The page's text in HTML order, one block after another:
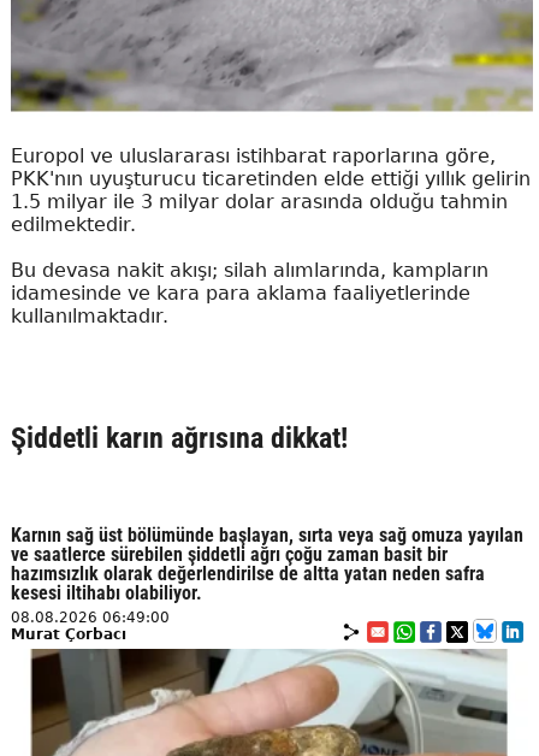
Europol ve uluslararası istihbarat raporlarına göre,
PKK'nın uyuşturucu ticaretinden elde ettiği yıllık gelirin
1.5 milyar ile 3 milyar dolar arasında olduğu tahmin
edilmektedir.
Bu devasa nakit akışı; silah alımlarında, kampların
idamesinde ve kara para aklama faaliyetlerinde
kullanılmaktadır.
Şiddetli karın ağrısına dikkat!
Karnın sağ üst bölümünde başlayan, sırta veya sağ omuza yayılan
ve saatlerce sürebilen şiddetli ağrı çoğu zaman basit bir
hazımsızlık olarak değerlendirilse de altta yatan neden safra
kesesi iltihabı olabiliyor.
08.08.2026 06:49:00
Murat Çorbacı